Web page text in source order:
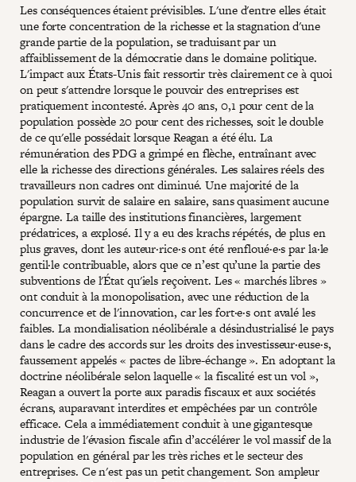
Les conséquences étaient prévisibles. L'une d'entre elles était
une forte concentration de la richesse et la stagnation d'une
grande partie de la population, se traduisant par un
affaiblissement de la démocratie dans le domaine politique.
L'impact aux États-Unis fait ressortir très clairement ce à quoi
on peut s'attendre lorsque le pouvoir des entreprises est
pratiquement incontesté. Après 40 ans, 0,1 pour cent de la
population possède 20 pour cent des richesses, soit le double
de ce qu'elle possédait lorsque Reagan a été élu. La
rémunération des PDG a grimpé en flèche, entraînant avec
elle la richesse des directions générales. Les salaires réels des
travailleurs non cadres ont diminué. Une majorité de la
population survit de salaire en salaire, sans quasiment aucune
épargne. La taille des institutions financières, largement
prédatrices, a explosé. Il y a eu des krachs répétés, de plus en
plus graves, dont les auteur·rice·s ont été renfloué·e·s par la·le
gentil·le contribuable, alors que ce n’est qu’une la partie des
subventions de l'État qu'iels reçoivent. Les « marchés libres »
ont conduit à la monopolisation, avec une réduction de la
concurrence et de l'innovation, car les fort·e·s ont avalé les
faibles. La mondialisation néolibérale a désindustrialisé le pays
dans le cadre des accords sur les droits des investisseur·euse·s,
faussement appelés « pactes de libre-échange ». En adoptant la
doctrine néolibérale selon laquelle « la fiscalité est un vol »,
Reagan a ouvert la porte aux paradis fiscaux et aux sociétés
écrans, auparavant interdites et empêchées par un contrôle
efficace. Cela a immédiatement conduit à une gigantesque
industrie de l'évasion fiscale afin d’accélérer le vol massif de la
population en général par les très riches et le secteur des
entreprises. Ce n'est pas un petit changement. Son ampleur